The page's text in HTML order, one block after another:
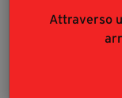
Attraverso